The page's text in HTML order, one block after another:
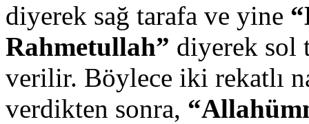
diyerek sağ tarafa ve yine
Rahmetullah” diyerek sol
verilir. Böylece iki rekatlı
verdikten sonra,